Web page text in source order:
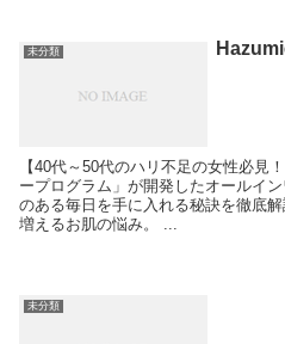
未分類
【40代～50代のハリ不足の女性必見
ープログラム」が開発したオールイ
のある毎日を手に入れる秘訣を徹底
増えるお肌の悩み。 ...
未分類